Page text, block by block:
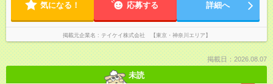
気になる！ 応募する 詳細へ
掲載元企業名 テイケイ株式会社 【東京・神奈川エリア】
掲載日：2026.08.07
未読